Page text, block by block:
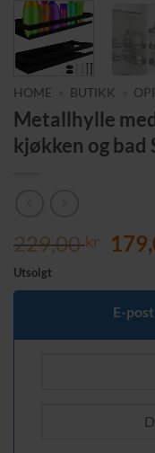
HOME BUTIKK
Metallhylle
kjøkken og bad
229,00kr
var:
Utsolgt
E-